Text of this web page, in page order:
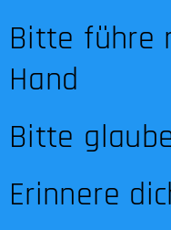
Bitte führe
Hand
Bitte
Erinnere